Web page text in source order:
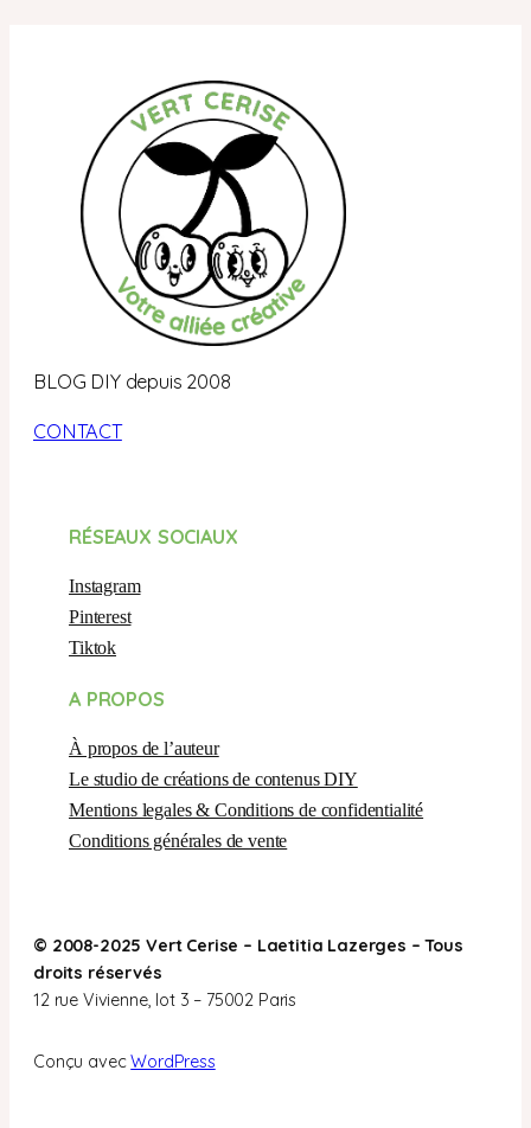
BLOG DIY depuis 2008
CONTACT
RÉSEAUX SOCIAUX
Instagram
Pinterest
Tiktok
A PROPOS
À propos de l’auteur
Le studio de créations de contenus DIY
Mentions legales & Conditions de confidentialité
Conditions générales de vente
© 2008-2025 Vert Cerise – Laetitia Lazerges – Tous
droits réservés
12 rue Vivienne, lot 3 – 75002 Paris
Conçu avecWordPress